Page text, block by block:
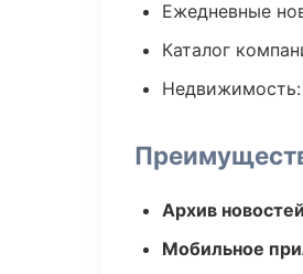
Ежедневные
Каталог
Архив
Мобильное